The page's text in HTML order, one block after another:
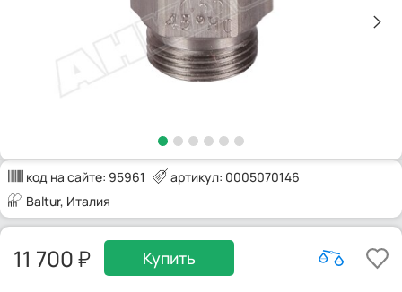
код на сайте: 95961
артикул: 0005070146
Baltur, Италия
11 700 Купить